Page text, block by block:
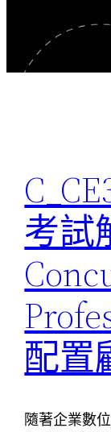
考試
配置
隨著企業數